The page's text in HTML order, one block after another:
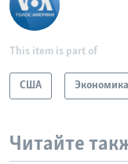
This item is part of
США Экономика
Читайте